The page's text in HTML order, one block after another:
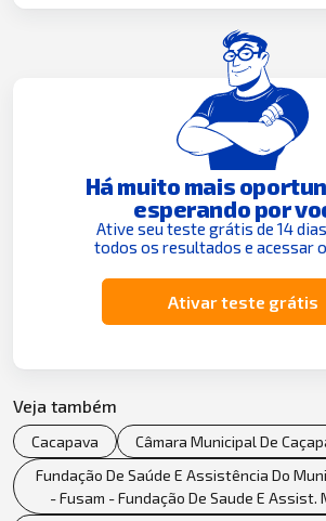
Há muito mais
esperando por
Ative seu teste grátis de 14
todos os resultados e acessar
Ativar teste grátis
Veja também
Cacapava
Câmara Municipal De
Fundação De Saúde E Assistência Do
- Fusam - Fundação De Saude E Assist.